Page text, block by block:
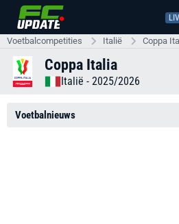
Voetbalcompetities Italië Coppa
Coppa Italia
Italië - 2025/2026
Voetbalnieuws